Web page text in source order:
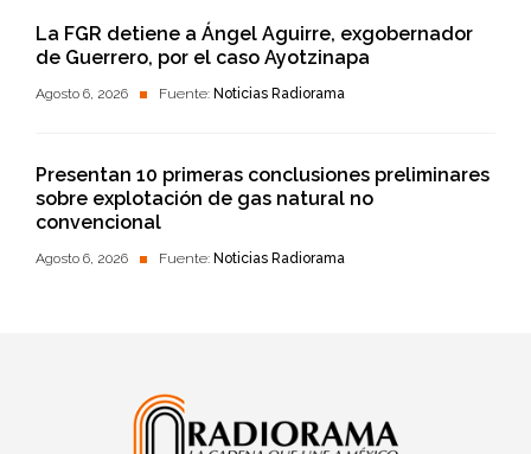
La FGR detiene a Ángel Aguirre, exgobernador
de Guerrero, por el caso Ayotzinapa
Agosto 6, 2026 Fuente: Noticias Radiorama
Presentan 10 primeras conclusiones preliminares
sobre explotación de gas natural no
convencional
Agosto 6, 2026 Fuente: Noticias Radiorama